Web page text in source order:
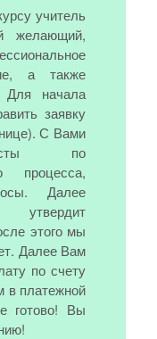
учитель
желающий,
а также
Для начала
заявку
С Вами
по
процесса,
Далее
утвердит
этого мы
Далее Вам
по счету
в платежной
готово! Вы